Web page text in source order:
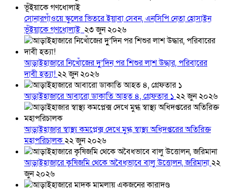
সোনারগাঁওয়ে স্কুলের ভিতরে ইয়াবা সেবন, এনসিপি নেতা হোসাইন
ভূঁইয়াকে গণধোলাই ২৩ জুন ২০২৬
আড়াইহাজারে নিখোঁজের দুু’দিন পর শিশুর লাশ উদ্ধার, পরিবারের
দাবী হত্যা!২২ জুন ২০২৬
আড়াইহাজারে আবারো ডাকাতি আহত ৪, গ্রেফতার ১ ২২ জুন ২০২৬
আড়াইহাজার স্বাস্থ্য কমপ্লেক্স দেখে মুগ্ধ স্বাস্থ্য অধিদপ্তরের অতিরিক্ত
মহাপরিচালক২২ জুন ২০২৬
আড়াইহাজারে কৃষিজমি থেকে অবৈধভাবে বালু উত্তোলন, জরিমানা২২
জুন ২০২৬